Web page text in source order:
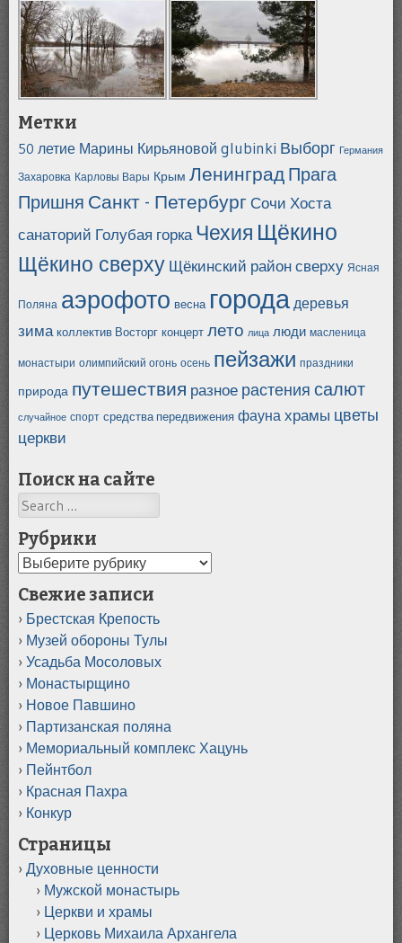
Метки
50 летие Марины Кирьяновой glubinki Выборг Германия
Захаровка Карловы Вары Крым Ленинград Прага
Пришня Санкт - Петербург Сочи Хоста
санаторий Голубая горка Чехия Щёкино
Щёкино сверху Щёкинский район сверху Ясная
Поляна аэрофото весна города деревья
зима коллектив Восторг концерт лето лица люди масленица
монастыри олимпийский огонь осень пейзажи праздники
природа путешествия разное растения салют
случайное спорт средства передвижения фауна храмы цветы
церкви
Поиск на сайте
Search
Рубрики
Рубрики
Свежие записи
Брестская Крепость
Музей обороны Тулы
Усадьба Мосоловых
Монастырщино
Новое Павшино
Партизанская поляна
Мемориальный комплекс Хацунь
Пейнтбол
Красная Пахра
Конкур
Страницы
Духовные ценности
Мужской монастырь
Церкви и храмы
Церковь Михаила Архангела